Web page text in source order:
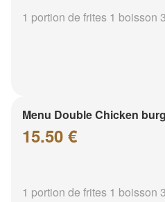
1 portion de frites 1 boisson
Menu Double Chicken
15.50 €
1 portion de frites 1 boisson